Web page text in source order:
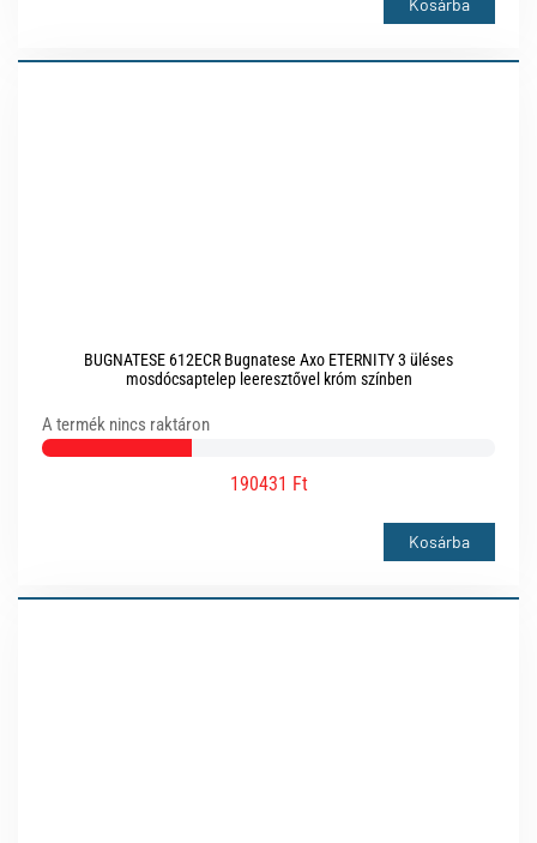
Kosárba
BUGNATESE 612ECR Bugnatese Axo ETERNITY 3 üléses
mosdócsaptelep leeresztővel króm színben
A termék nincs raktáron
190431 Ft
Kosárba